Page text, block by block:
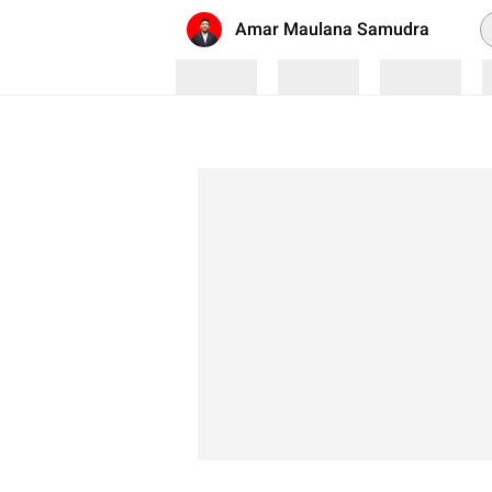
Amar Maulana Samudra